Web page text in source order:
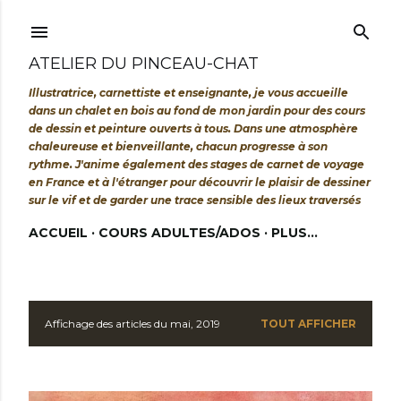
ATELIER DU PINCEAU-CHAT
Illustratrice, carnettiste et enseignante, je vous accueille
dans un chalet en bois au fond de mon jardin pour des cours
de dessin et peinture ouverts à tous. Dans une atmosphère
chaleureuse et bienveillante, chacun progresse à son
rythme. J'anime également des stages de carnet de voyage
en France et à l'étranger pour découvrir le plaisir de dessiner
sur le vif et de garder une trace sensible des lieux traversés
ACCUEIL COURS ADULTES/ADOS PLUS…
AAffichage des articles du mai, 2019 TOUT AFFICHER